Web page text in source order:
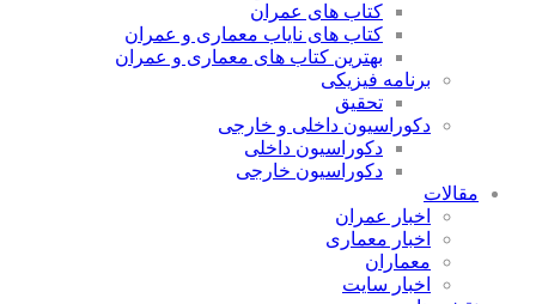
کتاب های عمران
کتاب های نایاب معماری و عمران
بهترین کتاب های معماری و عمران
برنامه فیزیکی
تحقیق
دکوراسیون داخلی و خارجی
دکوراسیون داخلی
دکوراسیون خارجی
مقالات
اخبار عمران
اخبار معماری
معماران
اخبار سایت